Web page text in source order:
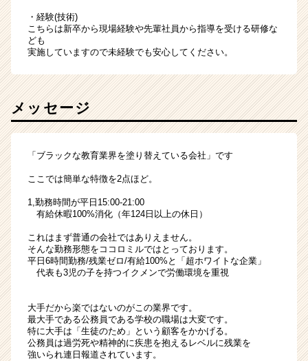
・経験(技術)
こちらは新卒から現場経験や先輩社員から指導を受ける研修な
ども
実施していますので未経験でも安心してください。
メッセージ
「ブラックな教育業界を塗り替えている会社」です
ここでは簡単な特徴を2点ほど。
1,勤務時間が平日15:00-21:00
有給休暇100%消化（年124日以上の休日）
これはまず普通の会社ではありえません。
そんな勤務形態をココロミルではとっております。
平日6時間勤務/残業ゼロ/有給100%と「超ホワイトな企業」
代表も3児の子を持つイクメンで労働環境を重視
大手だから楽ではないのがこの業界です。
最大手である公務員である学校の職場は大変です。
特に大手は「生徒のため」という顧客をかかげる。
公務員は過労死や精神的に疾患を抱えるレベルに残業を
強いられ連日報道されています。